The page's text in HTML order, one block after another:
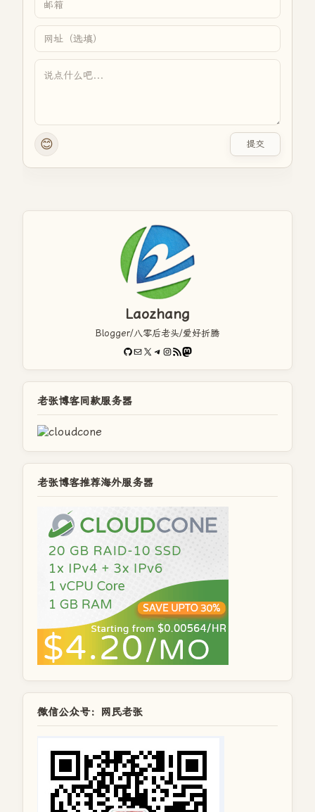
😊 提交
Laozhang
Blogger/八零后老头/爱好折腾
GitHub
电子邮件X Telegram
Instagram
RSS FeedMastodon
老张博客同款服务器
老张博客推荐海外服务器
微信公众号：网民老张